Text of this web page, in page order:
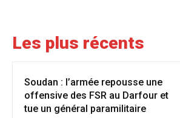
Les plus récents
Soudan : l’armée repousse une
offensive des FSR au Darfour et
tue un général paramilitaire